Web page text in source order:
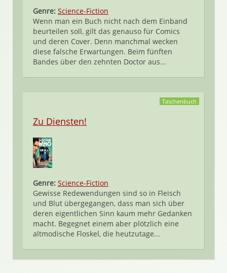
Genre: Science-Fiction
Wenn man ein Buch nicht nach dem Einband
beurteilen soll, gilt das genauso für Comics
und deren Cover. Denn manchmal wecken
diese falsche Erwartungen. Beim fünften
Bandes über den zehnten Doctor aus...
Taschenbuch
Zu Diensten!
Genre: Science-Fiction
Gewisse Redewendungen sind so in Fleisch
und Blut übergegangen, dass man sich über
deren eigentlichen Sinn kaum mehr Gedanken
macht. Begegnet einem aber plötzlich eine
altmodische Floskel, die heutzutage...